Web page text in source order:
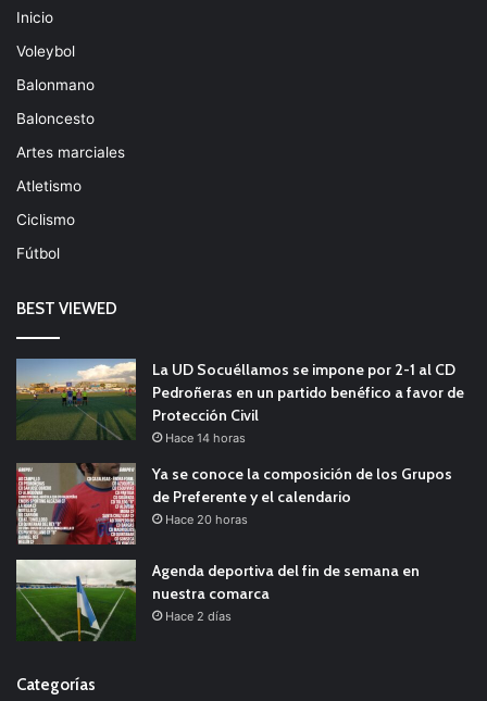
Inicio
Voleybol
Balonmano
Baloncesto
Artes marciales
Atletismo
Ciclismo
Fútbol
BEST VIEWED
La UD Socuéllamos se impone por 2-1 al CD
Pedroñeras en un partido benéfico a favor de
Protección Civil
Hace 14 horas
Ya se conoce la composición de los Grupos
de Preferente y el calendario
Hace 20 horas
Agenda deportiva del fin de semana en
nuestra comarca
Hace 2 días
Categorías